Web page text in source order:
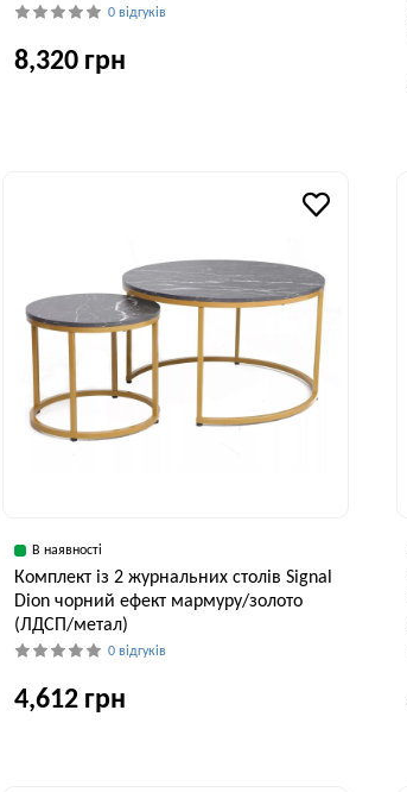
0 відгуків
8,320 грн
В наявності
Комплект із 2 журнальних столів Signal
Dion чорний ефект мармуру/золото
(ЛДСП/метал)
0 відгуків
4,612 грн